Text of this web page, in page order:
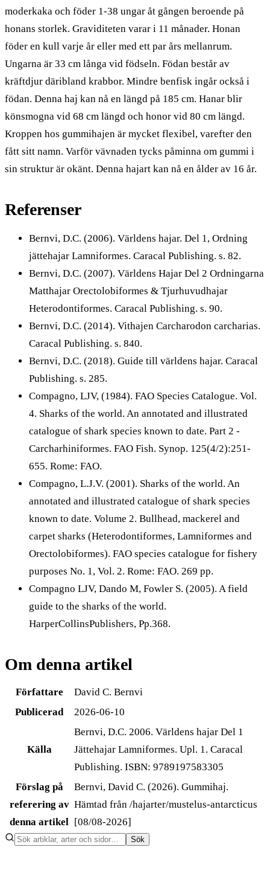
moderkaka och föder 1-38 ungar åt gången beroende på
honans storlek. Graviditeten varar i 11 månader. Honan
föder en kull varje år eller med ett par års mellanrum.
Ungarna är 33 cm långa vid födseln. Födan består av
kräftdjur däribland krabbor. Mindre benfisk ingår också i
födan. Denna haj kan nå en längd på 185 cm. Hanar blir
könsmogna vid 68 cm längd och honor vid 80 cm längd.
Kroppen hos gummihajen är mycket flexibel, varefter den
fått sitt namn. Varför vävnaden tycks påminna om gummi i
sin struktur är okänt. Denna hajart kan nå en ålder av 16 år.
Referenser
Bernvi, D.C. (2006). Världens hajar. Del 1, Ordning
jättehajar Lamniformes. Caracal Publishing. s. 82.
Bernvi, D.C. (2007). Världens Hajar Del 2 Ordningarna
Matthajar Orectolobiformes & Tjurhuvudhajar
Heterodontiformes. Caracal Publishing. s. 90.
Bernvi, D.C. (2014). Vithajen Carcharodon carcharias.
Caracal Publishing. s. 840.
Bernvi, D.C. (2018). Guide till världens hajar. Caracal
Publishing. s. 285.
Compagno, LJV, (1984). FAO Species Catalogue. Vol.
4. Sharks of the world. An annotated and illustrated
catalogue of shark species known to date. Part 2 -
Carcharhiniformes. FAO Fish. Synop. 125(4/2):251-
655. Rome: FAO.
Compagno, L.J.V. (2001). Sharks of the world. An
annotated and illustrated catalogue of shark species
known to date. Volume 2. Bullhead, mackerel and
carpet sharks (Heterodontiformes, Lamniformes and
Orectolobiformes). FAO species catalogue for fishery
purposes No. 1, Vol. 2. Rome: FAO. 269 pp.
Compagno LJV, Dando M, Fowler S. (2005). A field
guide to the sharks of the world.
HarperCollinsPublishers, Pp.368.
Om denna artikel
Författare
David C. Bernvi
Publicerad
2026-06-10
Källa
Bernvi, D.C. 2006. Världens hajar Del 1
Jättehajar Lamniformes. Upl. 1. Caracal
Publishing. ISBN: 9789197583305
Förslag på
referering av
denna artikel
Bernvi, David C. (2026). Gummihaj.
Hämtad från /hajarter/mustelus-antarcticus
[08/08-2026]
Sök